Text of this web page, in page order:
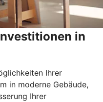
in
Ihrer
in moderne Gebäude,
Ihrer